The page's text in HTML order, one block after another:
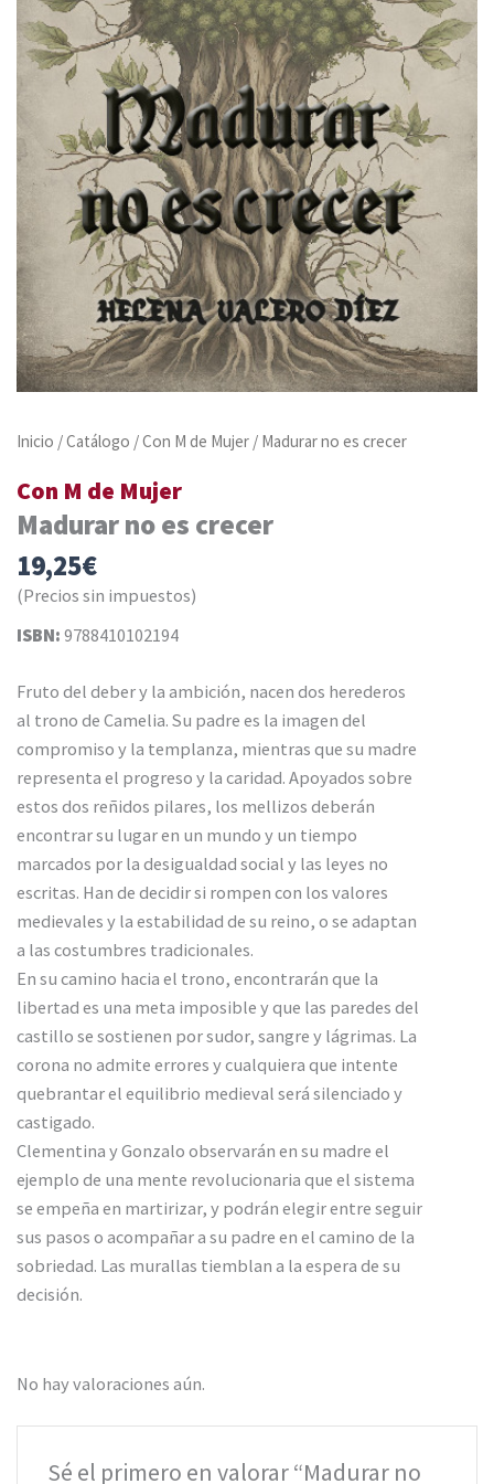
Inicio /Catálogo /Con M de Mujer / Madurar no es crecer
Con M de Mujer
Madurar no es crecer
19,25€
(Precios sin impuestos)
ISBN: 9788410102194
Fruto del deber y la ambición, nacen dos herederos
al trono de Camelia. Su padre es la imagen del
compromiso y la templanza, mientras que su madre
representa el progreso y la caridad. Apoyados sobre
estos dos reñidos pilares, los mellizos deberán
encontrar su lugar en un mundo y un tiempo
marcados por la desigualdad social y las leyes no
escritas. Han de decidir si rompen con los valores
medievales y la estabilidad de su reino, o se adaptan
a las costumbres tradicionales.
En su camino hacia el trono, encontrarán que la
libertad es una meta imposible y que las paredes del
castillo se sostienen por sudor, sangre y lágrimas. La
corona no admite errores y cualquiera que intente
quebrantar el equilibrio medieval será silenciado y
castigado.
Clementina y Gonzalo observarán en su madre el
ejemplo de una mente revolucionaria que el sistema
se empeña en martirizar, y podrán elegir entre seguir
sus pasos o acompañar a su padre en el camino de la
sobriedad. Las murallas tiemblan a la espera de su
decisión.
No hay valoraciones aún.
Sé el primero en valorar “Madurar no